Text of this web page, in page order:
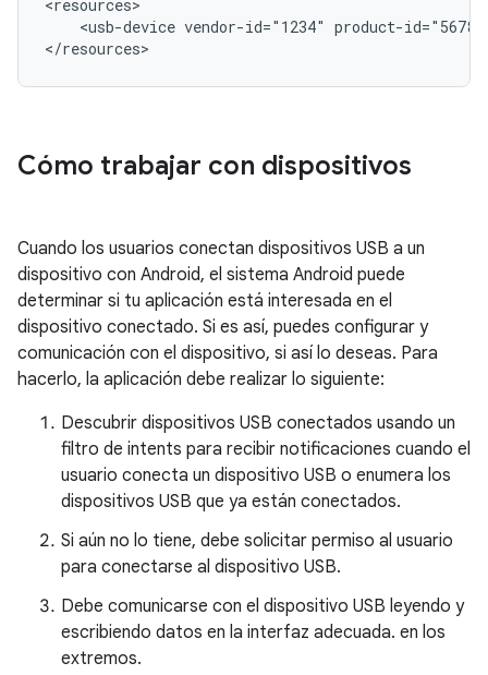
<usb-device vendor-id="1234" product-id="5678"
</resources>
Cómo trabajar con dispositivos
Cuando los usuarios conectan dispositivos USB a un
dispositivo con Android, el sistema Android puede
determinar si tu aplicación está interesada en el
dispositivo conectado. Si es así, puedes configurar y
comunicación con el dispositivo, si así lo deseas. Para
hacerlo, la aplicación debe realizar lo siguiente:
Descubrir dispositivos USB conectados usando un
filtro de intents para recibir notificaciones cuando el
usuario conecta un dispositivo USB o enumera los
dispositivos USB que ya están conectados.
Si aún no lo tiene, debe solicitar permiso al usuario
para conectarse al dispositivo USB.
Debe comunicarse con el dispositivo USB leyendo y
escribiendo datos en la interfaz adecuada. en los
extremos.